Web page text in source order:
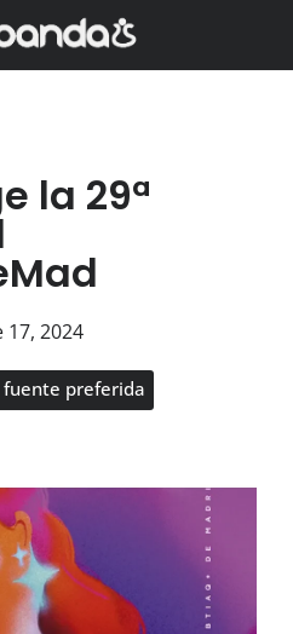
la 29ª
2024
fuente preferida